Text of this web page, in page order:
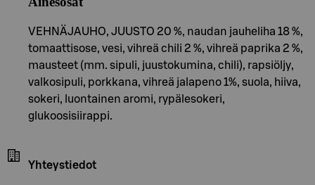
VEHNÄJAUHO, JUUSTO 20 %, naudan jauheliha 18 %,
tomaattisose, vesi, vihreä chili 2 %, vihreä paprika 2 %,
mausteet (mm. sipuli, juustokumina, chili), rapsiöljy,
valkosipuli, porkkana, vihreä jalapeno 1%, suola, hiiva,
sokeri, luontainen aromi, rypälesokeri,
glukoosisiirappi.
Yhteystiedot